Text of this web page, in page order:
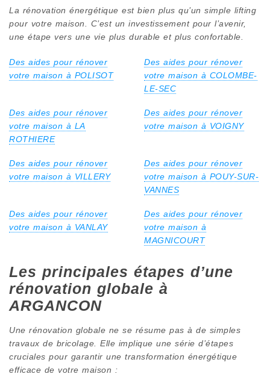
La rénovation énergétique est bien plus qu’un simple lifting
pour votre maison. C’est un investissement pour l’avenir,
une étape vers une vie plus durable et plus confortable.
Des aides pour rénover
votre maison à POLISOT
Des aides pour rénover
votre maison à COLOMBE-
LE-SEC
Des aides pour rénover
votre maison à LA
ROTHIERE
Des aides pour rénover
votre maison à VOIGNY
Des aides pour rénover
votre maison à VILLERY
Des aides pour rénover
votre maison à POUY-SUR-
VANNES
Des aides pour rénover
votre maison à VANLAY
Des aides pour rénover
votre maison à
MAGNICOURT
Les principales étapes d’une
rénovation globale à
ARGANCON
Une rénovation globale ne se résume pas à de simples
travaux de bricolage. Elle implique une série d’étapes
cruciales pour garantir une transformation énergétique
efficace de votre maison :